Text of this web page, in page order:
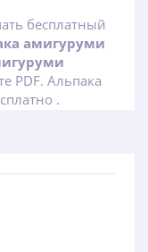
бесплатный
амигуруми
PDF. Альпака
.